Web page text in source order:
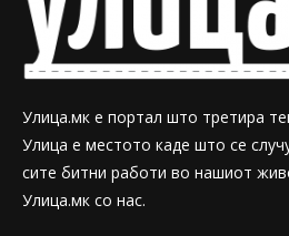
Улица.мк е портал што третира
Улица е местото каде што се
сите битни работи во нашиот
Улица.мк со нас.